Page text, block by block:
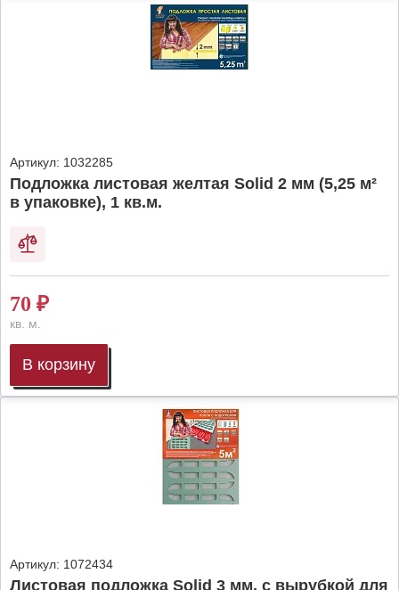
Артикул: 1032285
Подложка листовая желтая Solid 2 мм (5,25 м²
в упаковке), 1 кв.м.
70 ₽
кв. м.
В корзину
Артикул: 1072434
Листовая подложка Solid 3 мм, с вырубкой для